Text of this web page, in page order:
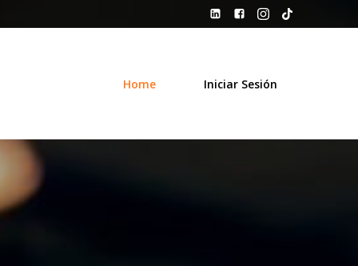
Home Iniciar Sesión